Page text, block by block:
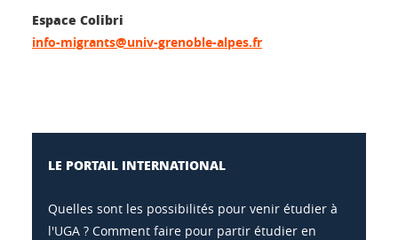
Espace Colibri
info-migrants@univ-grenoble-alpes.fr
LE PORTAIL INTERNATIONAL
Quelles sont les possibilités pour venir étudier à
l'UGA ? Comment faire pour partir étudier en